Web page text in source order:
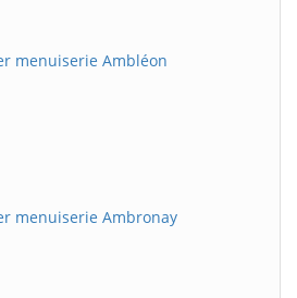
menuiserie Ambléon
menuiserie Ambronay